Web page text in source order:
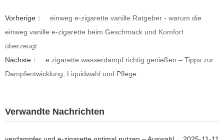
Vorherige：
einweg e-zigarette vanille Ratgeber - warum die
einweg vanille e-zigarette beim Geschmack und Komfort
überzeugt
Nächste：
e zigarette wasserdampf richtig genießen – Tipps zur
Dampfentwicklung, Liquidwahl und Pflege
Verwandte Nachrichten